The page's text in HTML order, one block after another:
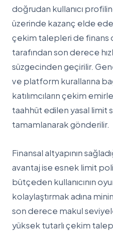
doğrudan kullanıcı
üzerinde kazanç elde
çekim talepleri de finans
tarafından son derece
süzgecinden geçirilir.
ve platform kurallarına
katılımcıların çekim
taahhüt edilen yasal limit
tamamlanarak gönderilir.
Finansal altyapının
avantaj ise esnek limit
bütçeden kullanıcının
kolaylaştırmak adına
son derece makul
yüksek tutarlı çekim